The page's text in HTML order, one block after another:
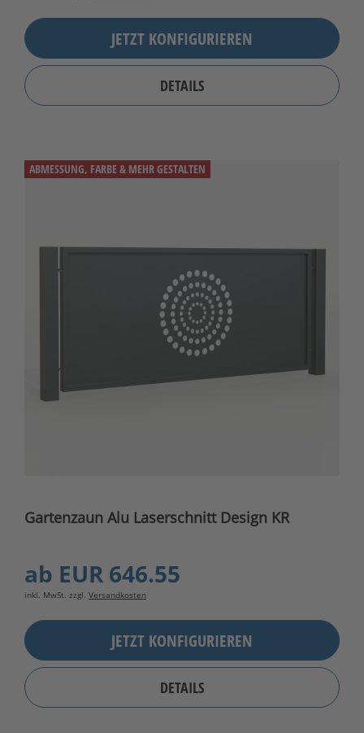
JETZT KONFIGURIEREN
DETAILS
ABMESSUNG, FARBE & MEHR GESTALTEN
Gartenzaun Alu Laserschnitt Design KR
ab EUR 646.55
inkl. MwSt. zzgl. Versandkosten
JETZT KONFIGURIEREN
DETAILS